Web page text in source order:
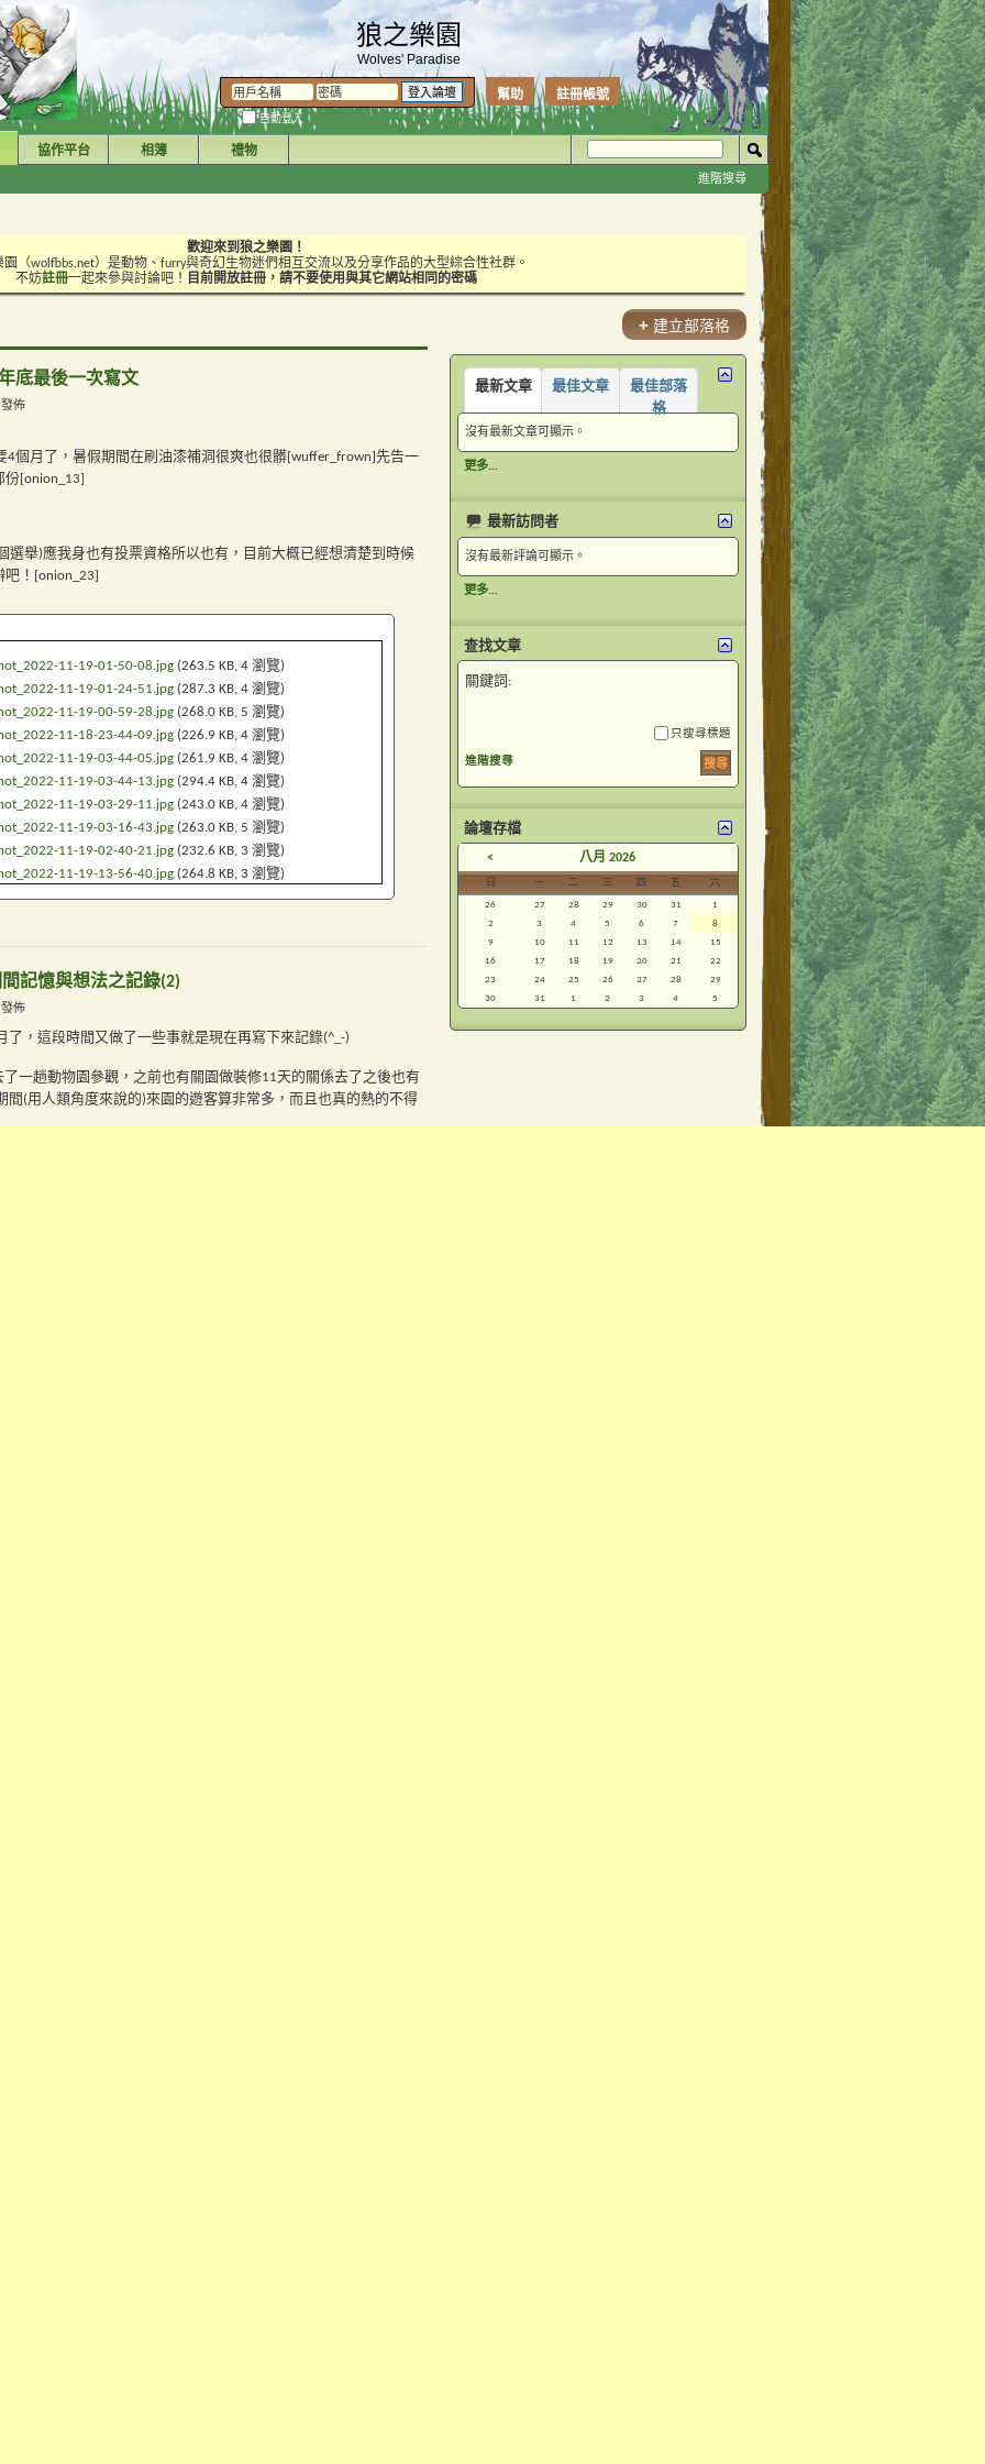
狼之樂園
Wolves' Paradise
註冊帳號
幫助
自動登入
協作平台 相簿 禮物
進階搜尋
歡迎來到狼之樂園！
園（wolfbbs.net）是動物、furry與奇幻生物迷們相互交流以及分享作品的大型綜合性社群。
不妨註冊一起來參與討論吧！ 目前開放註冊，請不要使用與其它網站相同的密碼
底最後一次寫文
佈
4個月了，暑假期間在刷油漆補洞很爽也很髒[wuffer_frown]先告一
[onion_13]
選舉)應我身也有投票資格所以也有，目前大概已經想清楚到時候
！[onion_23]
11-19-01-50-08.jpg (263.5 KB, 4 瀏覽)
11-19-01-24-51.jpg (287.3 KB, 4 瀏覽)
11-19-00-59-28.jpg (268.0 KB, 5 瀏覽)
11-18-23-44-09.jpg (226.9 KB, 4 瀏覽)
11-19-03-44-05.jpg (261.9 KB, 4 瀏覽)
11-19-03-44-13.jpg (294.4 KB, 4 瀏覽)
11-19-03-29-11.jpg (243.0 KB, 4 瀏覽)
11-19-03-16-43.jpg (263.0 KB, 5 瀏覽)
11-19-02-40-21.jpg (232.6 KB, 3 瀏覽)
11-19-13-56-40.jpg (264.8 KB, 3 瀏覽)
記憶與想法之記錄(2)
佈
了，這段時間又做了一些事就是現在再寫下來記錄(^_-)
一趟動物園參觀，之前也有關園做裝修11天的關係去了之後也有
間(用人類角度來說的)來園的遊客算非常多，而且也真的熱的不得
+ 建立部落格
最新文章 最佳文章
最佳部落
格
沒有最新文章可顯示。
更多...
最新訪問者
沒有最新評論可顯示。
更多...
查找文章
關鍵詞:
只搜尋標題
進階搜尋
論壇存檔
< 八月 2026
日 一 二 三 四 五 六
26 27 28 29 30 31
1
2
3 4 5 6 7
8
9
10 11 12 13 14
15
16
17 18 19 20 21
22
23
24 25 26 27 28
29
30
31 1 2 3 4 5